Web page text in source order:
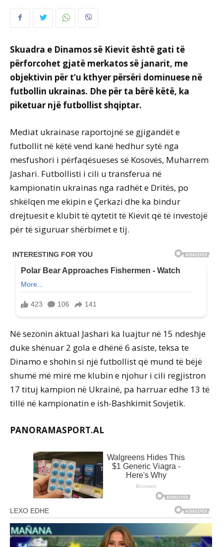
Skuadra e Dinamos së Kievit është gati të
përforcohet gjatë merkatos së janarit, me
objektivin për t’u kthyer përsëri dominuese në
futbollin ukrainas. Dhe për ta bërë këtë, ka
piketuar një futbollist shqiptar.
Mediat ukrainase raportojnë se gjigandët e
futbollit në këtë vend kanë hedhur sytë nga
mesfushori i përfaqësueses së Kosovës, Muharrem
Jashari. Futbollisti i cili u transferua në
kampionatin ukrainas nga radhët e Dritës, po
shkëlqen me ekipin e Çerkazi dhe ka bindur
drejtuesit e klubit të qytetit të Kievit që të investojë
për të siguruar shërbimet e tij.
Në sezonin aktual Jashari ka luajtur në 15 ndeshje
duke shënuar 2 gola e dhënë 6 asiste, teksa te
Dinamo e shohin si një futbollist që mund të bëjë
shumë më mirë me klubin e njohur i cili regjistron
17 tituj kampion në Ukrainë, pa harruar edhe 13 të
tillë në kampionatin e ish-Bashkimit Sovjetik.
PANORAMASPORT.AL